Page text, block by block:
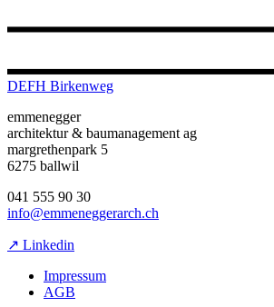
DEFH Birkenweg
emmenegger
architektur & baumanagement ag
margrethenpark 5
6275 ballwil
041 555 90 30
info@emmeneggerarch.ch
↗ Linkedin
Impressum
AGB